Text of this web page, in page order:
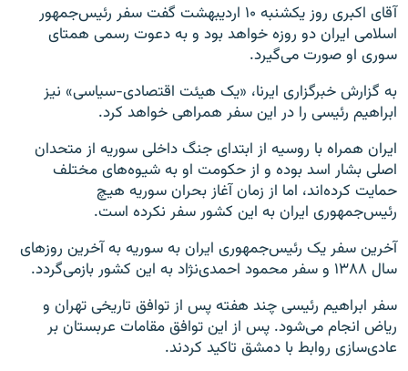
آقای اکبری روز یکشنبه ۱۰ اردیبهشت گفت سفر رئیس‌جمهور
اسلامی ایران دو روزه خواهد بود و به دعوت رسمی همتای
سوری او صورت می‌گیرد.
به گزارش خبرگزاری ایرنا، «یک هیئت اقتصادی-سیاسی» نیز
ابراهیم رئیسی را در این سفر همراهی خواهد کرد.
ایران همراه با روسیه از ابتدای جنگ داخلی سوریه از متحدان
اصلی بشار اسد بوده و از حکومت او به شیوه‌های مختلف
حمایت کرده‌اند، اما از زمان آغاز بحران سوریه هیچ
رئيس‌جمهوری ایران به این کشور سفر نکرده است.
آخرین سفر یک رئیس‌جمهوری ایران به سوریه به آخرین روزهای
سال ۱۳۸۸ و سفر محمود احمدی‌نژاد به این کشور بازمی‌گردد.
سفر ابراهیم رئیسی چند هفته پس از توافق تاریخی تهران و
ریاض انجام می‌شود. پس از این توافق مقامات عربستان بر
عادی‌سازی روابط با دمشق تاکید کردند.